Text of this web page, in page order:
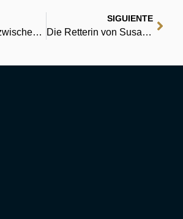
Das Funkeln zwischen den Zeilen : Zusammenfassung
SIGUIENTE
Die Retterin von Susa: Ester – eine Liebesgeschichte : eBook PDF